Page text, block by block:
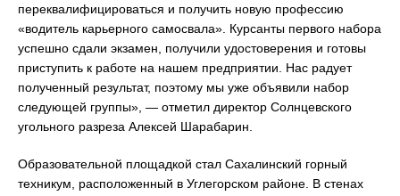
переквалифицироваться и получить новую профессию
«водитель карьерного самосвала». Курсанты первого набора
успешно сдали экзамен, получили удостоверения и готовы
приступить к работе на нашем предприятии. Нас радует
полученный результат, поэтому мы уже объявили набор
следующей группы», — отметил директор Солнцевского
угольного разреза Алексей Шарабарин.
Образовательной площадкой стал Сахалинский горный
техникум, расположенный в Углегорском районе. В стенах